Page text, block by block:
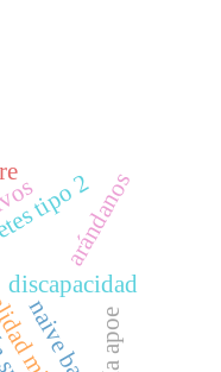
discapacidad
tipo 2
arándanos